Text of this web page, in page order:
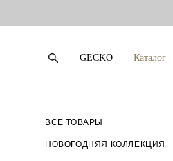
GECKO Каталог
ВСЕ ТОВАРЫ
НОВОГОДНЯЯ КОЛЛЕКЦИЯ